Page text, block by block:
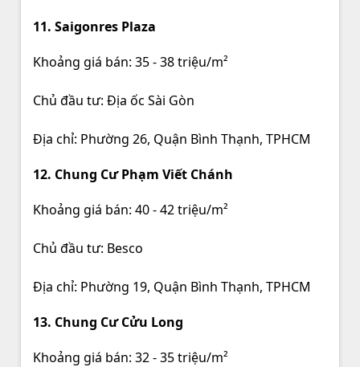
11. Saigonres Plaza
Khoảng giá bán: 35 - 38 triệu/m²
Chủ đầu tư: Địa ốc Sài Gòn
Địa chỉ: Phường 26, Quận Bình Thạnh, TPHCM
12. Chung Cư Phạm Viết Chánh
Khoảng giá bán: 40 - 42 triệu/m²
Chủ đầu tư: Besco
Địa chỉ: Phường 19, Quận Bình Thạnh, TPHCM
13. Chung Cư Cửu Long
Khoảng giá bán: 32 - 35 triệu/m²